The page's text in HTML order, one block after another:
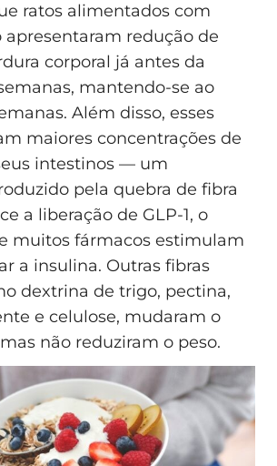
ratos alimentados com
redução de
corporal já antes da
mantendo-se ao
Além disso, esses
maiores concentrações de
intestinos — um
pela quebra de fibra
a liberação de GLP-1, o
muitos fármacos estimulam
a insulina. Outras fibras
dextrina de trigo, pectina,
e celulose, mudaram o
não reduziram o peso.